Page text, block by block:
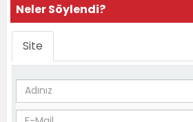
Neler Söylendi?
Site